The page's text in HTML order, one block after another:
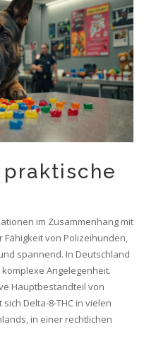
im Zusammenhang mit
Fähigkeit von Polizeihunden,
spannend. In Deutschland
Angelegenheit.
Hauptbestandteil von
Delta-8-THC in vielen
in einer rechtlichen